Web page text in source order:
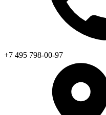
+7 495 798-00-97